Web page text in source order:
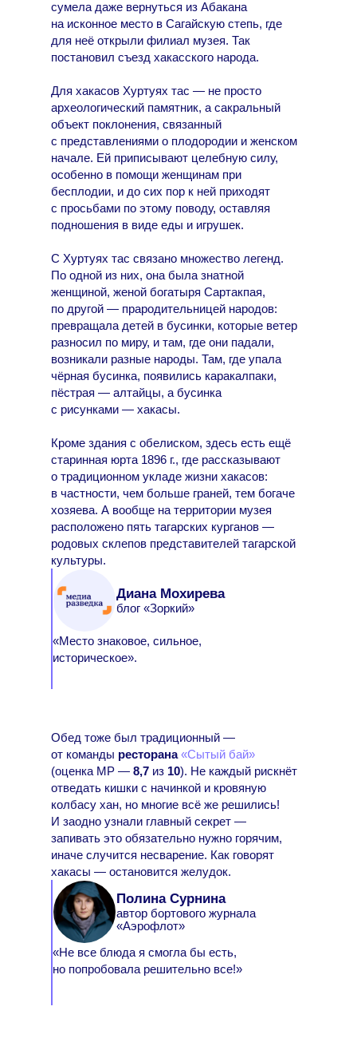
сумела даже вернуться из Абакана
на исконное место в Сагайскую степь, где
для неё открыли филиал музея. Так
постановил съезд хакасского народа.
Для хакасов Хуртуях тас — не просто
археологический памятник, а сакральный
объект поклонения, связанный
с представлениями о плодородии и женском
начале. Ей приписывают целебную силу,
особенно в помощи женщинам при
бесплодии, и до сих пор к ней приходят
с просьбами по этому поводу, оставляя
подношения в виде еды и игрушек.
С Хуртуях тас связано множество легенд.
По одной из них, она была знатной
женщиной, женой богатыря Сартакпая,
по другой — прародительницей народов:
превращала детей в бусинки, которые ветер
разносил по миру, и там, где они падали,
возникали разные народы. Там, где упала
чёрная бусинка, появились каракалпаки,
пёстрая — алтайцы, а бусинка
с рисунками — хакасы.
Кроме здания с обелиском, здесь есть ещё
старинная юрта 1896 г., где рассказывают
о традиционном укладе жизни хакасов:
в частности, чем больше граней, тем богаче
хозяева. А вообще на территории музея
расположено пять тагарских курганов —
родовых склепов представителей тагарской
культуры.
Диана Мохирева
блог «Зоркий»
«Место знаковое, сильное,
историческое».
Обед тоже был традиционный —
от команды ресторана «Сытый бай»
(оценка МР — 8,7 из 10). Не каждый рискнёт
отведать кишки с начинкой и кровяную
колбасу хан, но многие всё же решились!
И заодно узнали главный секрет —
запивать это обязательно нужно горячим,
иначе случится несварение. Как говорят
хакасы — остановится желудок.
Полина Сурнина
автор бортового журнала
«Аэрофлот»
«Не все блюда я смогла бы есть,
но попробовала решительно все!»